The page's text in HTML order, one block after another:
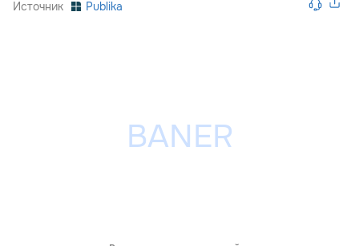
Источник Publika